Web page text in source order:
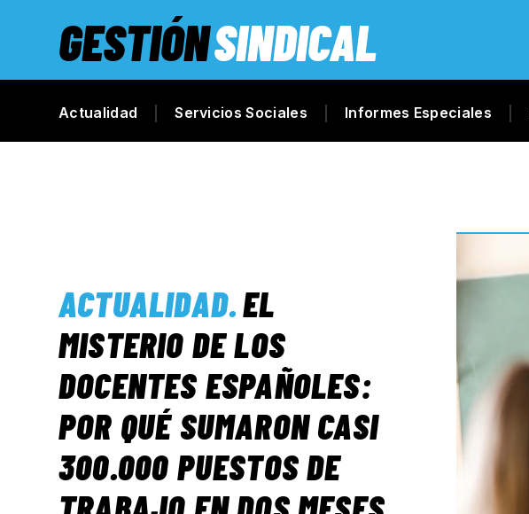
GESTIÓNSINDICAL
Actualidad Servicios Sociales Informes Especiales
ACTUALIDAD.EL
MISTERIO DE LOS
DOCENTES ESPAÑOLES:
POR QUÉ SUMARON CASI
300.000 PUESTOS DE